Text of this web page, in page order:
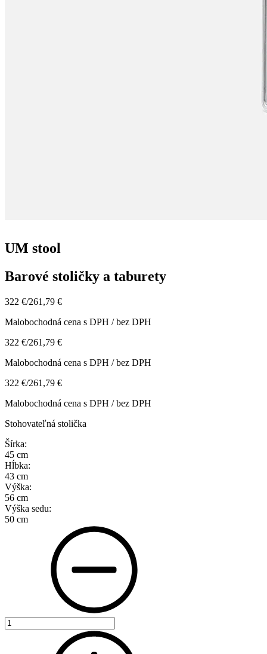
UM stool
Barové stoličky a taburety
322 €/261,79 €
Malobochodná cena s DPH / bez DPH
322 €/261,79 €
Malobochodná cena s DPH / bez DPH
322 €/261,79 €
Malobochodná cena s DPH / bez DPH
Stohovateľná stolička
Šírka:
45 cm
Hĺbka:
43 cm
Výška:
56 cm
Výška sedu:
50 cm